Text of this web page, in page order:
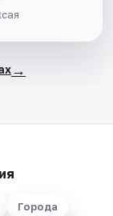
→
Города